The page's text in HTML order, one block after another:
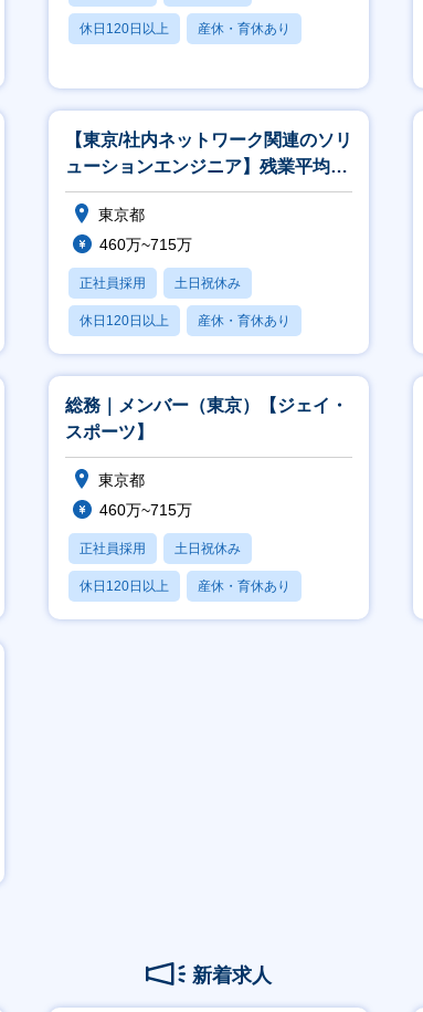
休日120日以上 産休・育休あり
【東京/社内ネットワーク関連のソリ
ューションエンジニア】残業平均
20h程度/リモート制度あり
東京都
460万~715万
正社員採用 土日祝休み
休日120日以上 産休・育休あり
月残業20時間以内
総務｜メンバー（東京）【ジェイ・
スポーツ】
東京都
460万~715万
正社員採用 土日祝休み
休日120日以上 産休・育休あり
賞与あり
新着求人